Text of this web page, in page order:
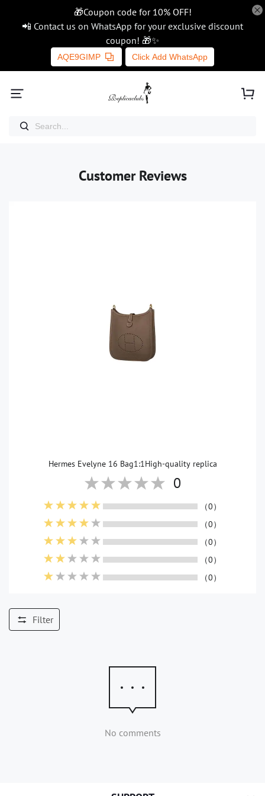
🎁Coupon code for 10% OFF!
📲 Contact us on WhatsApp for your exclusive discount
coupon! 🎁✨
AQE9GIMP Click Add WhatsApp
Customer Reviews
Hermes Evelyne 16 Bag1:1High-quality replica
0
（0）
（0）
（0）
（0）
（0）
Filter
No comments